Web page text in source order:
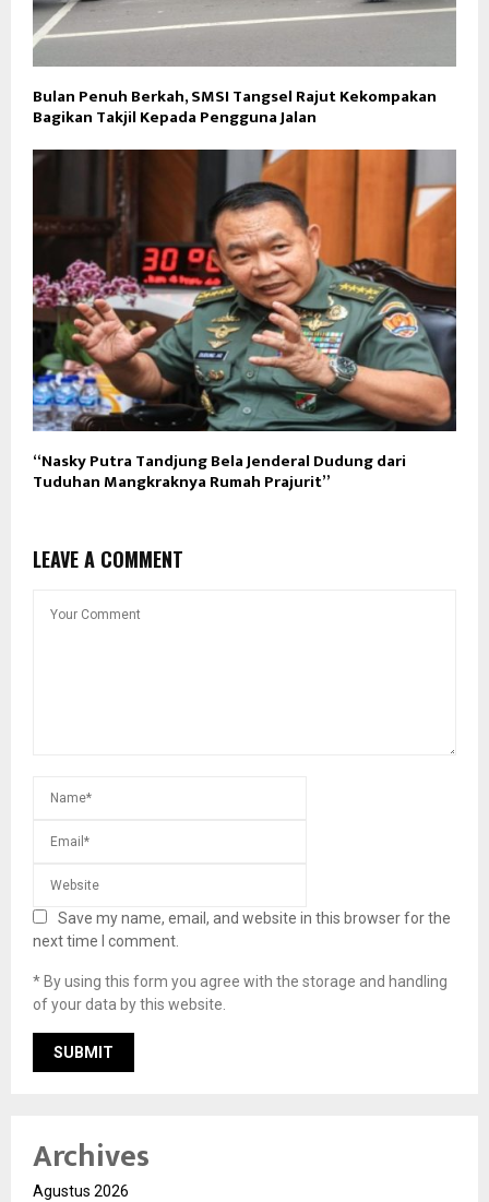
Bulan Penuh Berkah, SMSI Tangsel Rajut Kekompakan
Bagikan Takjil Kepada Pengguna Jalan
“Nasky Putra Tandjung Bela Jenderal Dudung dari
Tuduhan Mangkraknya Rumah Prajurit”
LEAVE A COMMENT
Save my name, email, and website in this browser for the
next time I comment.
* By using this form you agree with the storage and handling
of your data by this website.
Archives
Agustus 2026